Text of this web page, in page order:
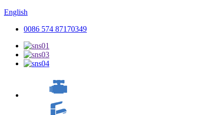
English
0086 574 87170349